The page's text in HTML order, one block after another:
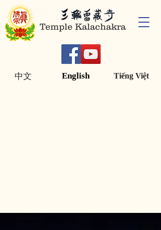
Temple Kalachakra
English Tiếng Việt
中文